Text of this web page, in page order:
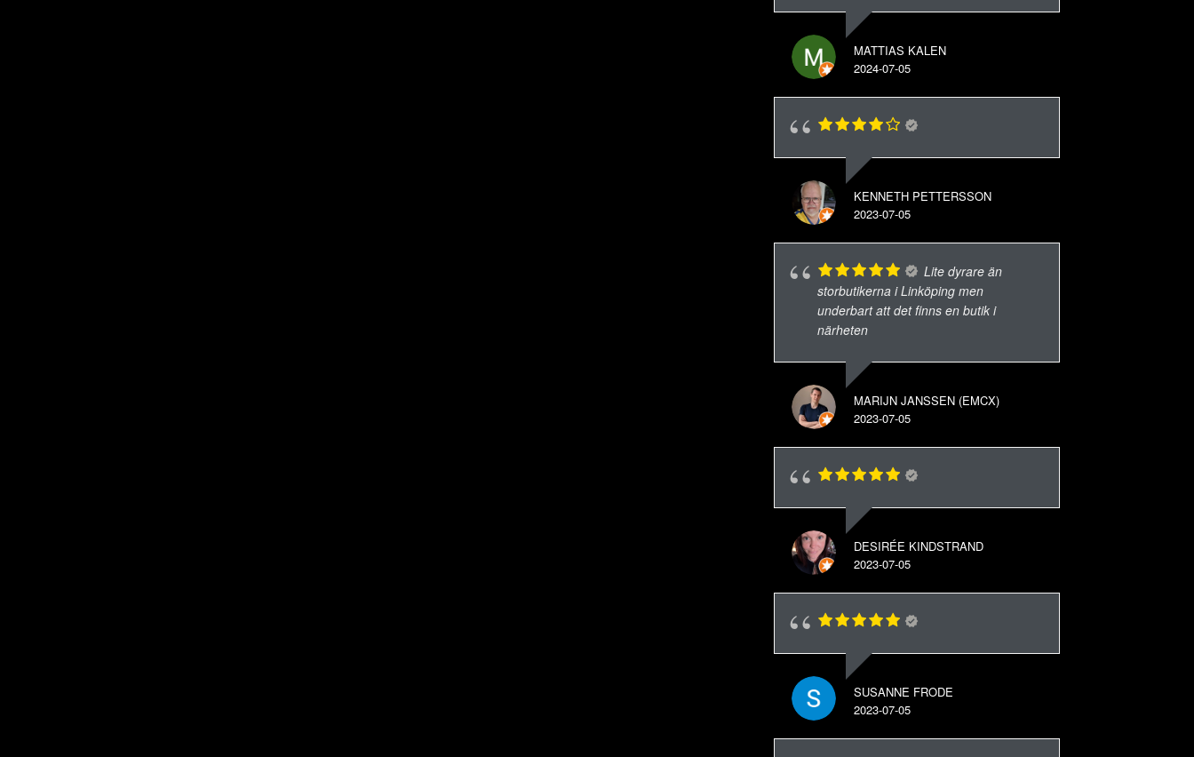
MATTIAS KALEN
2024-07-05
KENNETH PETTERSSON
2023-07-05
Lite dyrare än
storbutikerna i Linköping men
underbart att det finns en butik i
närheten
MARIJN JANSSEN (EMCX)
2023-07-05
DESIRÉE KINDSTRAND
2023-07-05
SUSANNE FRODE
2023-07-05